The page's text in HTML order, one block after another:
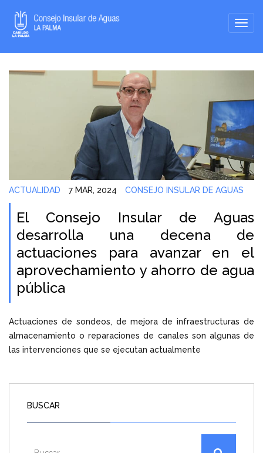
ACTUALIDAD 7 MAR, 2024 CONSEJO INSULAR DE AGUAS
El Consejo Insular de Aguas
desarrolla una decena de
actuaciones para avanzar en el
aprovechamiento y ahorro de agua
pública
Actuaciones de sondeos, de mejora de infraestructuras de
almacenamiento o reparaciones de canales son algunas de
las intervenciones que se ejecutan actualmente
BUSCAR